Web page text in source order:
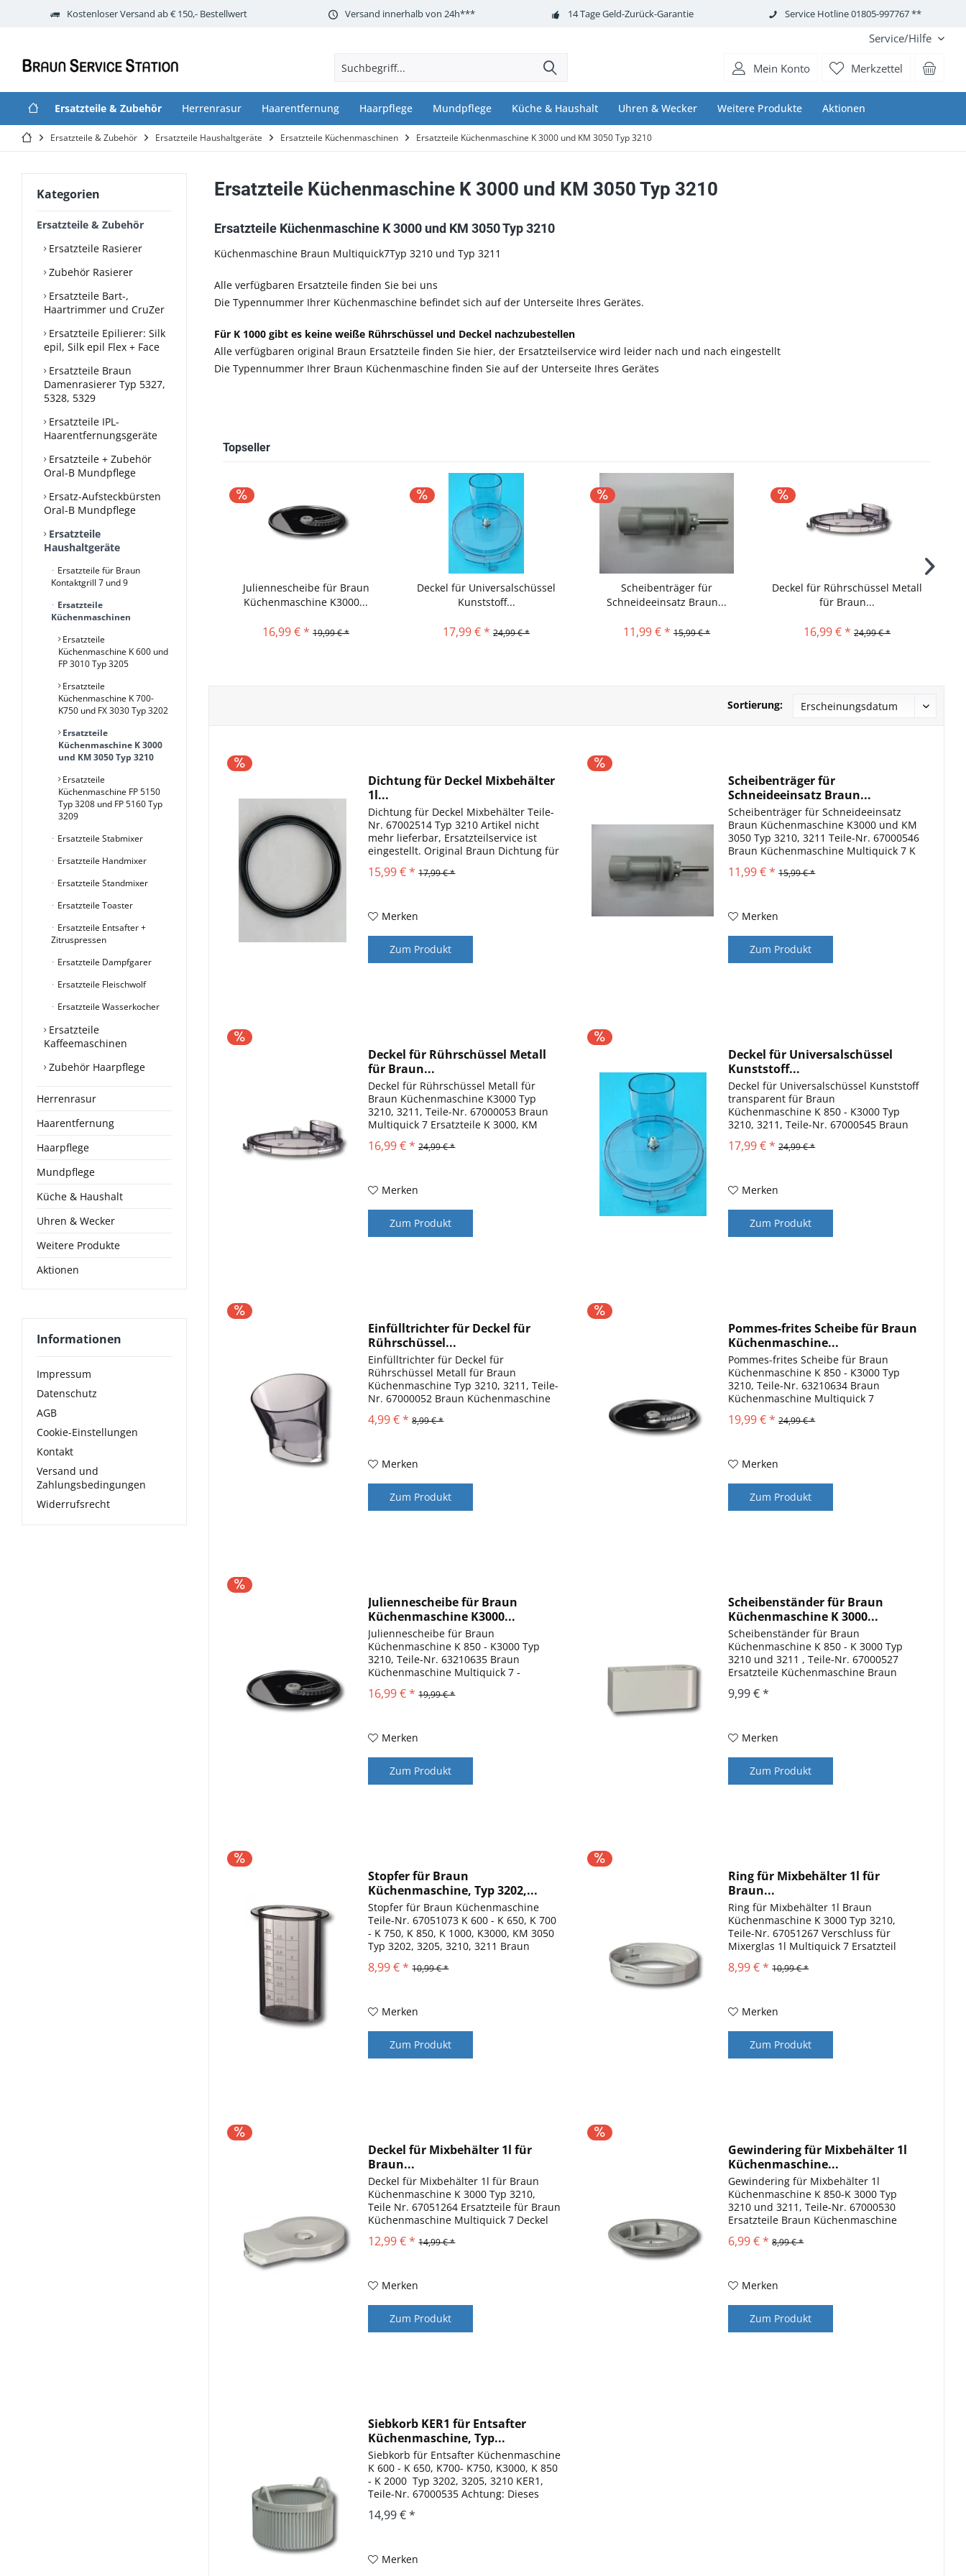
Kostenloser Versand ab € 150,- Bestellwert Versand innerhalb von 24h*** 14 Tage Geld-Zurück-Garantie Service Hotline 01805-997767 **
Service/Hilfe
Merkzettel
Mein Konto
Ersatzteile & Zubehör Herrenrasur Haarentfernung Haarpflege Mundpflege Küche & Haushalt Uhren & Wecker Weitere Produkte Aktionen
Ersatzteile & Zubehör Ersatzteile Haushaltgeräte Ersatzteile Küchenmaschinen Ersatzteile Küchenmaschine K 3000 und KM 3050 Typ 3210
Kategorien
Ersatzteile & Zubehör
Ersatzteile Rasierer
Zubehör Rasierer
Ersatzteile Bart-,
Haartrimmer und CruZer
Ersatzteile Epilierer: Silk
epil, Silk epil Flex + Face
Ersatzteile Braun
Damenrasierer Typ 5327,
5328, 5329
Ersatzteile IPL-
Haarentfernungsgeräte
Ersatzteile + Zubehör
Oral-B Mundpflege
Ersatz-Aufsteckbürsten
Oral-B Mundpflege
Ersatzteile
Haushaltgeräte
Ersatzteile für Braun
Kontaktgrill 7 und 9
Ersatzteile
Küchenmaschinen
Ersatzteile
Küchenmaschine K 600 und
FP 3010 Typ 3205
Ersatzteile
Küchenmaschine K 700-
K750 und FX 3030 Typ 3202
Ersatzteile
Küchenmaschine K 3000
und KM 3050 Typ 3210
Ersatzteile
Küchenmaschine FP 5150
Typ 3208 und FP 5160 Typ
3209
Ersatzteile Stabmixer
Ersatzteile Handmixer
Ersatzteile Standmixer
Ersatzteile Toaster
Ersatzteile Entsafter +
Zitruspressen
Ersatzteile Dampfgarer
Ersatzteile Fleischwolf
Ersatzteile Wasserkocher
Ersatzteile
Kaffeemaschinen
Zubehör Haarpflege
Herrenrasur
Haarentfernung
Haarpflege
Mundpflege
Küche & Haushalt
Uhren & Wecker
Weitere Produkte
Aktionen
Informationen
Impressum
Datenschutz
AGB
Cookie-Einstellungen
Kontakt
Versand und
Zahlungsbedingungen
Widerrufsrecht
Ersatzteile Küchenmaschine K 3000 und KM 3050 Typ 3210
Ersatzteile Küchenmaschine K 3000 und KM 3050 Typ 3210
Küchenmaschine Braun Multiquick7Typ 3210 und Typ 3211
Alle verfügbaren Ersatzteile finden Sie bei uns
Die Typennummer Ihrer Küchenmaschine befindet sich auf der Unterseite Ihres Gerätes.
Für K 1000 gibt es keine weiße Rührschüssel und Deckel nachzubestellen
Alle verfügbaren original Braun Ersatzteile finden Sie hier, der Ersatzteilservice wird leider nach und nach eingestellt
Die Typennummer Ihrer Braun Küchenmaschine finden Sie auf der Unterseite Ihres Gerätes
Topseller
Juliennescheibe für Braun
Küchenmaschine K3000...
16,99 € * 19,99 € *
Deckel für Universalschüssel
Kunststoff...
17,99 € * 24,99 € *
Scheibenträger für
Schneideeinsatz Braun...
11,99 € * 15,99 € *
Deckel für Rührschüssel Metall
für Braun...
16,99 € * 24,99 € *
Sortierung:
Dichtung für Deckel Mixbehälter
1l...
Dichtung für Deckel Mixbehälter Teile-
Nr. 67002514 Typ 3210 Artikel nicht
mehr lieferbar, Ersatzteilservice ist
eingestellt. Original Braun Dichtung für
Modelle: Typ 3210, Modelle: K850,
15,99 € * 17,99 € *
Merken
Zum Produkt
Scheibenträger für
Schneideeinsatz Braun...
Scheibenträger für Schneideeinsatz
Braun Küchenmaschine K3000 und KM
3050 Typ 3210, 3211 Teile-Nr. 67000546
Braun Küchenmaschine Multiquick 7 K
Für Braun Küchenmaschinen K 850, K
11,99 € * 15,99 € *
Merken
Zum Produkt
Deckel für Rührschüssel Metall
für Braun...
Deckel für Rührschüssel Metall für
Braun Küchenmaschine K3000 Typ
3210, 3211, Teile-Nr. 67000053 Braun
Multiquick 7 Ersatzteile K 3000, KM
Metallschüssel der Küchenmaschine
16,99 € * 24,99 € *
Merken
Zum Produkt
Deckel für Universalschüssel
Kunststoff...
Deckel für Universalschüssel Kunststoff
transparent für Braun
Küchenmaschine K 850 - K3000 Typ
3210, 3211, Teile-Nr. 67000545 Braun
und KM 3050 Ersatzteile Modell: K 850,
17,99 € * 24,99 € *
Merken
Zum Produkt
Einfülltrichter für Deckel für
Rührschüssel...
Einfülltrichter für Deckel für
Rührschüssel Metall für Braun
Küchenmaschine Typ 3210, 3211, Teile-
Nr. 67000052 Braun Küchenmaschine
Ersatzteile Der Einfülltrichter dient zum
4,99 € * 8,99 € *
Merken
Zum Produkt
Pommes-frites Scheibe für Braun
Küchenmaschine...
Pommes-frites Scheibe für Braun
Küchenmaschine K 850 - K3000 Typ
3210, Teile-Nr. 63210634 Braun
Küchenmaschine Multiquick 7
Universalschüssel K 850, K 1000, K
19,99 € * 24,99 € *
Merken
Zum Produkt
Juliennescheibe für Braun
Küchenmaschine K3000...
Juliennescheibe für Braun
Küchenmaschine K 850 - K3000 Typ
3210, Teile-Nr. 63210635 Braun
Küchenmaschine Multiquick 7 -
Universalschüssel K 850, K 1000, K
16,99 € * 19,99 € *
Merken
Zum Produkt
Scheibenständer für Braun
Küchenmaschine K 3000...
Scheibenständer für Braun
Küchenmaschine K 850 - K 3000 Typ
3210 und 3211 , Teile-Nr. 67000527
Ersatzteile Küchenmaschine Braun
1000, K 2000, K 3000 Aufbewahrung für
9,99 € *
Merken
Zum Produkt
Stopfer für Braun
Küchenmaschine, Typ 3202,...
Stopfer für Braun Küchenmaschine
Teile-Nr. 67051073 K 600 - K 650, K 700
- K 750, K 850, K 1000, K3000, KM 3050
Typ 3202, 3205, 3210, 3211 Braun
Multiquick 3, CombiMax Stopfer für
8,99 € * 10,99 € *
Merken
Zum Produkt
Ring für Mixbehälter 1l für
Braun...
Ring für Mixbehälter 1l Braun
Küchenmaschine K 3000 Typ 3210,
Teile-Nr. 67051267 Verschluss für
Mixerglas 1l Multiquick 7 Ersatzteil
8,99 € * 10,99 € *
Merken
Zum Produkt
Deckel für Mixbehälter 1l für
Braun...
Deckel für Mixbehälter 1l für Braun
Küchenmaschine K 3000 Typ 3210,
Teile Nr. 67051264 Ersatzteile für Braun
Küchenmaschine Multiquick 7 Deckel
Mixbehälter Kunsstoff 1l Braun
12,99 € * 14,99 € *
Merken
Zum Produkt
Gewindering für Mixbehälter 1l
Küchenmaschine...
Gewindering für Mixbehälter 1l
Küchenmaschine K 850-K 3000 Typ
3210 und 3211, Teile-Nr. 67000530
Ersatzteile Braun Küchenmaschine
passend zu Mixglas 1l und Kunststoff-
6,99 € * 8,99 € *
Merken
Zum Produkt
Siebkorb KER1 für Entsafter
Küchenmaschine, Typ...
Siebkorb für Entsafter Küchenmaschine
K 600 - K 650, K700- K750, K3000, K 850
- K 2000 Typ 3202, 3205, 3210 KER1,
Teile-Nr. 67000535 Achtung: Dieses
verwendet werden, wenn die...
14,99 € *
Merken